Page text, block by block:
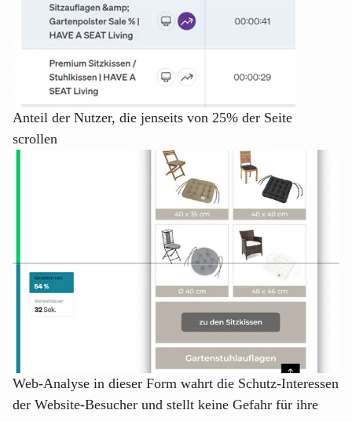
Anteil der Nutzer, die jenseits von 25% der Seite
scrollen
Web-Analyse in dieser Form wahrt die Schutz-Interessen
der Website-Besucher und stellt keine Gefahr für ihre